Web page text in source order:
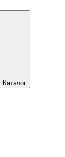
Каталог